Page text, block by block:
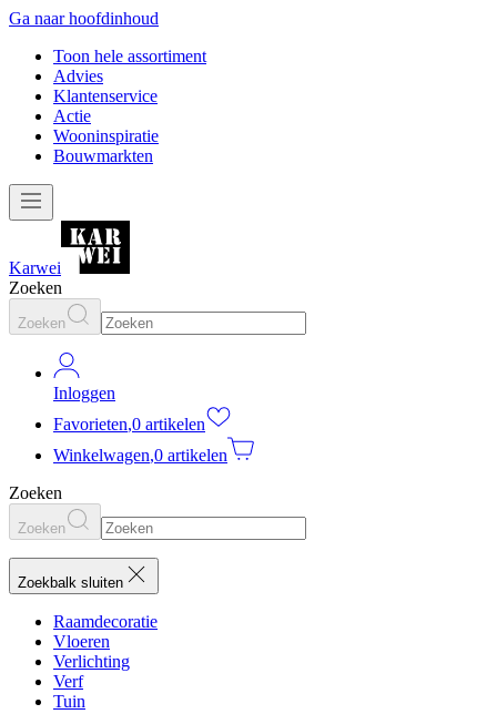
Ga naar hoofdinhoud
Toon hele assortiment
Advies
Klantenservice
Actie
Wooninspiratie
Bouwmarkten
Karwei
Zoeken
Zoeken
Inloggen
Favorieten,0 artikelen
Winkelwagen,0 artikelen
Zoeken
Zoeken
Zoekbalk sluiten
Raamdecoratie
Vloeren
Verlichting
Verf
Tuin